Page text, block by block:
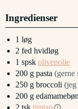
Ingredienser
1 løg
2 fed hvidløg
1 spsk olivenolie
200 g pasta (gerne
250 g broccoli (jeg
200 g